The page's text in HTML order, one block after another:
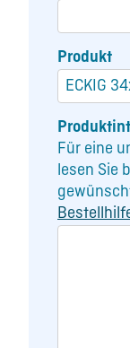
Produkt
Für eine
lesen Sie